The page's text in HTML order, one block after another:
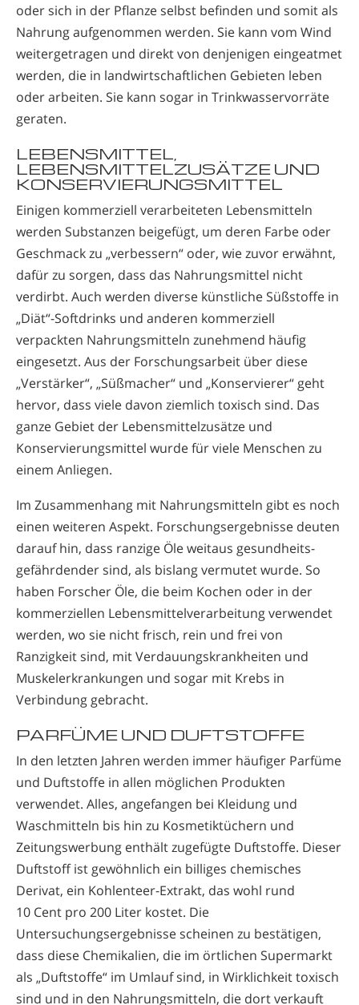
oder sich in der Pflanze selbst befinden und somit als
Nahrung aufgenommen werden. Sie kann vom Wind
weitergetragen und direkt von denjenigen eingeatmet
werden, die in landwirtschaftlichen Gebieten leben
oder arbeiten. Sie kann sogar in Trinkwasservorräte
geraten.
LEBENSMITTEL,
LEBENSMITTELZUSÄTZE UND
KONSERVIERUNGSMITTEL
Einigen kommerziell verarbeiteten Lebensmitteln
werden Substanzen beigefügt, um deren Farbe oder
Geschmack zu „verbessern“ oder, wie zuvor erwähnt,
dafür zu sorgen, dass das Nahrungsmittel nicht
verdirbt. Auch werden diverse künstliche Süßstoffe in
„Diät“-Softdrinks und anderen kommerziell
verpackten Nahrungsmitteln zunehmend häufig
eingesetzt. Aus der Forschungsarbeit über diese
„Verstärker“, „Süßmacher“ und „Konservierer“ geht
hervor, dass viele davon ziemlich toxisch sind. Das
ganze Gebiet der Lebensmittelzusätze und
Konservierungsmittel wurde für viele Menschen zu
einem Anliegen.
Im Zusammenhang mit Nahrungsmitteln gibt es noch
einen weiteren Aspekt. Forschungsergebnisse deuten
darauf hin, dass ranzige Öle weitaus gesundheits­
gefährdender sind, als bislang vermutet wurde. So
haben Forscher Öle, die beim Kochen oder in der
kommerziellen Lebensmittelverarbeitung verwendet
werden, wo sie nicht frisch, rein und frei von
Ranzigkeit sind, mit Verdauungskrankheiten und
Muskelerkrankungen und sogar mit Krebs in
Verbindung gebracht.
PARFÜME UND DUFTSTOFFE
In den letzten Jahren werden immer häufiger Parfüme
und Duftstoffe in allen möglichen Produkten
verwendet. Alles, angefangen bei Kleidung und
Waschmitteln bis hin zu Kosmetiktüchern und
Zeitungswerbung enthält zugefügte Duftstoffe. Dieser
Duftstoff ist gewöhnlich ein billiges chemisches
Derivat, ein Kohlenteer-Extrakt, das wohl rund
10 Cent pro 200 Liter kostet. Die
Untersuchungsergebnisse scheinen zu bestätigen,
dass diese Chemikalien, die im örtlichen Supermarkt
als „Duftstoffe“ im Umlauf sind, in Wirklichkeit toxisch
sind und in den Nahrungsmitteln, die dort verkauft